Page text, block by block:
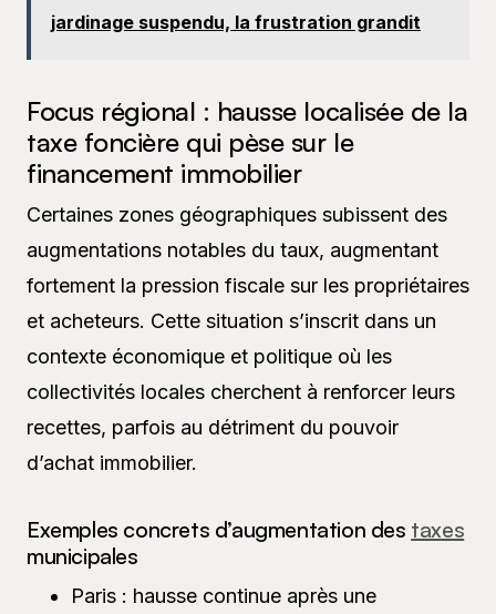
jardinage suspendu, la frustration grandit
Focus régional : hausse localisée de la
taxe foncière qui pèse sur le
financement immobilier
Certaines zones géographiques subissent des
augmentations notables du taux, augmentant
fortement la pression fiscale sur les propriétaires
et acheteurs. Cette situation s’inscrit dans un
contexte économique et politique où les
collectivités locales cherchent à renforcer leurs
recettes, parfois au détriment du pouvoir
d’achat immobilier.
Exemples concrets d’augmentation des taxes
municipales
Paris : hausse continue après une